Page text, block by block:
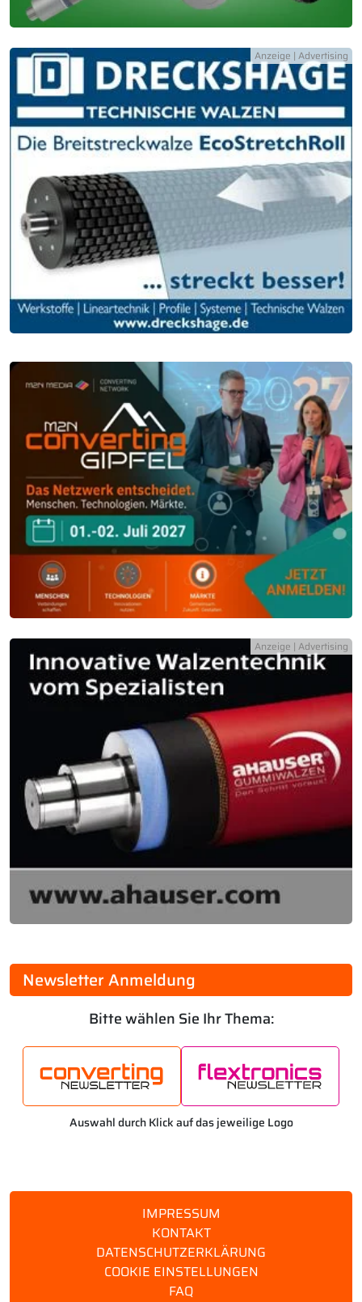
Newsletter Anmeldung
Bitte wählen Sie Ihr Thema:
Auswahl durch Klick auf das jeweilige Logo
IMPRESSUM
KONTAKT
DATENSCHUTZERKLÄRUNG
COOKIE EINSTELLUNGEN
FAQ